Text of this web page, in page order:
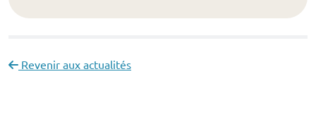
Revenir aux actualités